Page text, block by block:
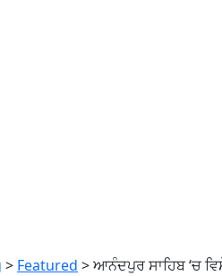
> Featured >ਆਨੰਦਪੁਰ ਸਾਹਿਬ ‘ਚ